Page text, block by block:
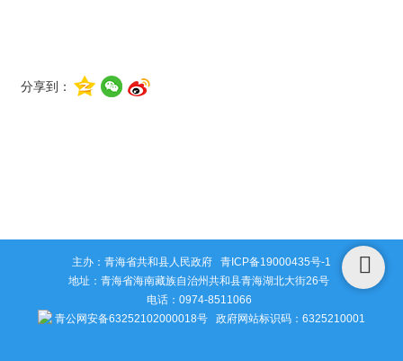
分享到：
主办：青海省共和县人民政府 青ICP备19000435号-1
地址：青海省海南藏族自治州共和县青海湖北大街26号
电话：0974-8511066
青公网安备63252102000018号 政府网站标识码：6325210001